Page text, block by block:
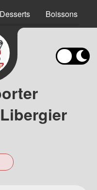
Desserts Boissons